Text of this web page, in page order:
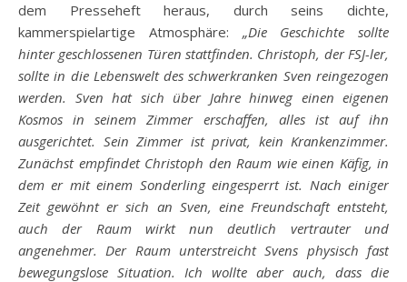
dem Presseheft heraus, durch seins dichte,
kammerspielartige Atmosphäre: „Die Geschichte sollte
hinter geschlossenen Türen stattfinden. Christoph, der FSJ-ler,
sollte in die Lebenswelt des schwerkranken Sven reingezogen
werden. Sven hat sich über Jahre hinweg einen eigenen
Kosmos in seinem Zimmer erschaffen, alles ist auf ihn
ausgerichtet. Sein Zimmer ist privat, kein Krankenzimmer.
Zunächst empfindet Christoph den Raum wie einen Käfig, in
dem er mit einem Sonderling eingesperrt ist. Nach einiger
Zeit gewöhnt er sich an Sven, eine Freundschaft entsteht,
auch der Raum wirkt nun deutlich vertrauter und
angenehmer. Der Raum unterstreicht Svens physisch fast
bewegungslose Situation. Ich wollte aber auch, dass die